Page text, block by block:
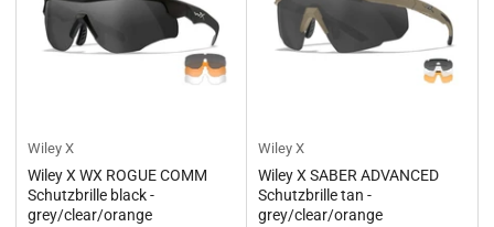
Wiley X
Wiley X WX ROGUE COMM
Schutzbrille black -
grey/clear/orange
Wiley X
Wiley X SABER ADVANCED
Schutzbrille tan -
grey/clear/orange